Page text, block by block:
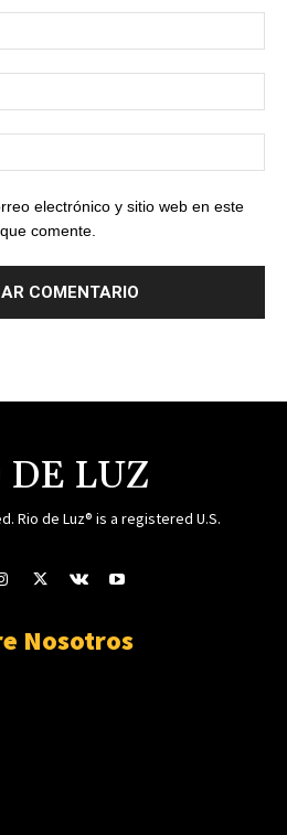
electrónico y sitio web en este
comente.
DE LUZ
Rio de Luz® is a registered U.S.
Nosotros